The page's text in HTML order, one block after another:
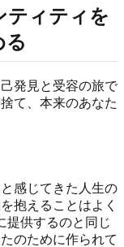
ティティを
る
発見と受容の旅で
て、本来のあなた
感じてきた人生の
抱えることはよく
提供するのと同じ
のために作られて